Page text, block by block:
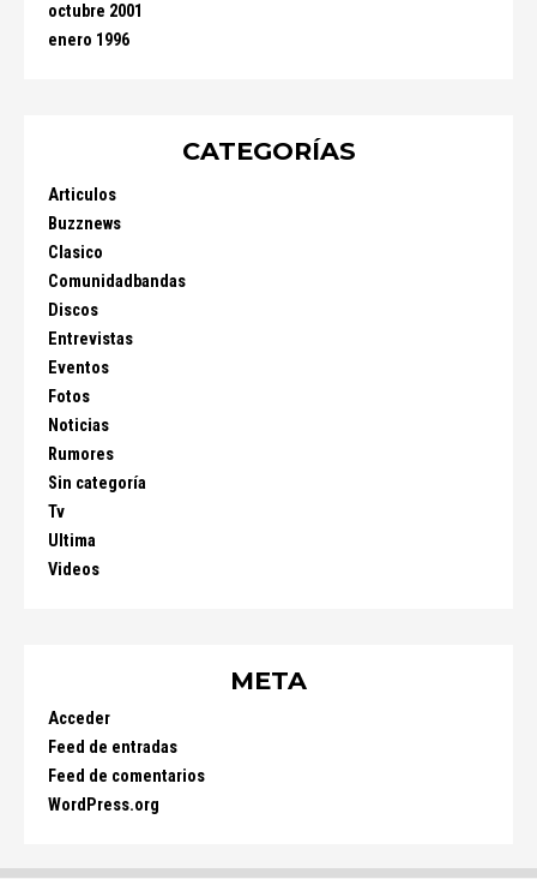
octubre 2001
enero 1996
CATEGORÍAS
Articulos
Buzznews
Clasico
Comunidadbandas
Discos
Entrevistas
Eventos
Fotos
Noticias
Rumores
Sin categoría
Tv
Ultima
Videos
META
Acceder
Feed de entradas
Feed de comentarios
WordPress.org